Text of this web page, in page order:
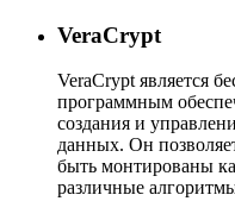
VeraCrypt
VeraCrypt является
программным
создания и
данных. Он
быть монтированы
различные